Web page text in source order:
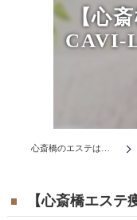
【心
CAVI-
【心斎橋エス